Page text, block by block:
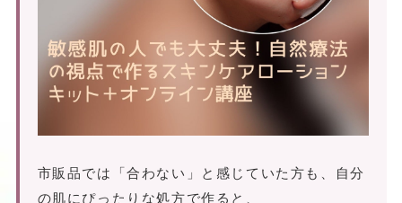
市販品では「合わない」と感じていた方も、自分
の肌にぴったりな処方で作ると、